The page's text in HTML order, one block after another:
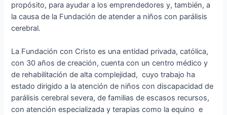
propósito, para ayudar a los emprendedores y, también, a
la causa de la Fundación de atender a niños con parálisis
cerebral.
La Fundación con Cristo es una entidad privada, católica,
con 30 años de creación, cuenta con un centro médico y
de rehabilitación de alta complejidad, cuyo trabajo ha
estado dirigido a la atención de niños con discapacidad de
parálisis cerebral severa, de familias de escasos recursos,
con atención especializada y terapias como la equino e